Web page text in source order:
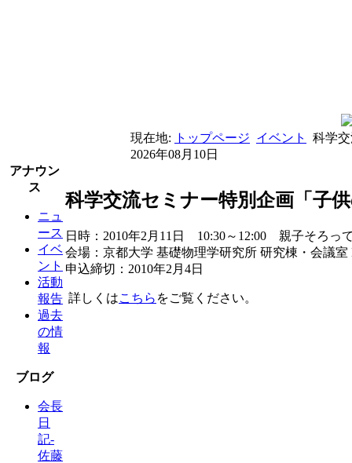
現在地: トップページ イベント
科学
2026年08月10日
アナウン
ス
ニュ
ース
イベ
ント
活動
報告
過去
の情
報
ブログ
会長
日
記-
佐藤
科学交流セミナー特別企画「子
日時：2010年2月11日 10:30～12:00 親子そろっ
会場：京都大学 基礎物理学研究所 研究棟・会議室
申込締切：2010年2月4日
詳しくはこちら をご覧ください。